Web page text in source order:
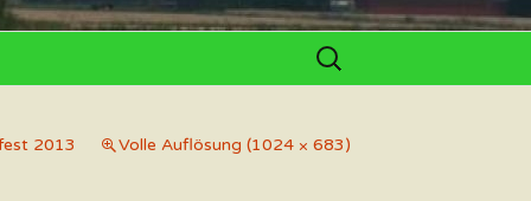
Suchen
nach:
2013 Volle Auflösung (1024 × 683)